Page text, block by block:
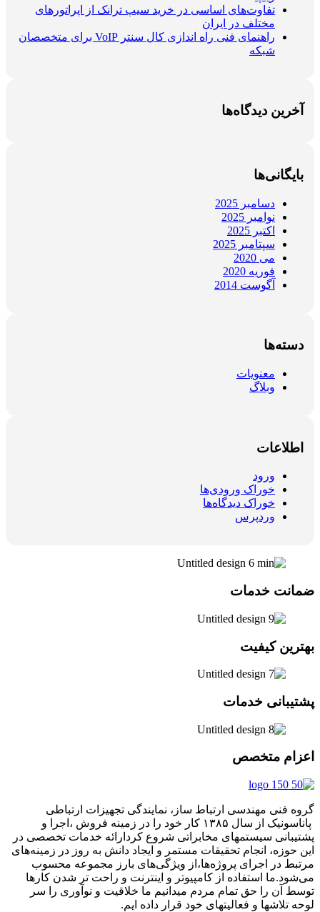
تفاوت‌های اساسی در خرید سیپ ترانک از اپراتورهای
مختلف در ایران
راهنمای فنی راه اندازی کال سنتر VoIP برای متخصصان
شبکه
آخرین دیدگاه‌ها
بایگانی‌ها
دسامبر 2025
نوامبر 2025
اکتبر 2025
سپتامبر 2025
می 2020
فوریه 2020
آگوست 2014
دسته‌ها
معنویات
وبلاگ
اطلاعات
ورود
خوراک ورودی‌ها
خوراک دیدگاه‌ها
وردپرس
ضمانت خدمات
بهترین کیفیت
پشتیبانی خدمات
اعزام متخصص
گروه فنی مهندسی ارتباط ساز، نمایندگی تجهیزات ارتباطی
پاناسونیک از سال ۱۳۸۵ کار خود را در زمینه فروش ،اجرا و
پشتیبانی سیستمهای مخابراتی شروع کردارائه خدمات تخصصی در
این حوزه، انجام تحقیقات مستمر و ایجاد دانش به‌ روز در زمینه‌های
مرتبط در اجرای پروژه‌ها،از ویژگی‌های بارز مجموعه محسوب
می‌شود.ما استفاده از کامپیوتر و اینترنت و راحت تر شدن کارها
توسط آن را حق تمام مردم میدانیم ما خلاقیت و نوآوری را سر
لوحه تلاشها و فعالیتهای خود قرار داده ایم.